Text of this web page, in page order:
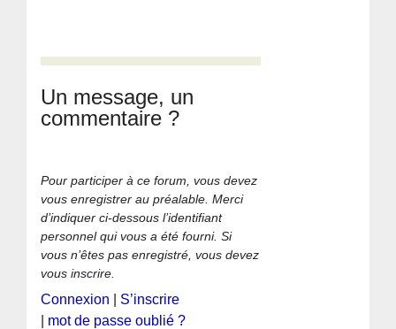
Un message, un
commentaire ?
Pour participer à ce forum, vous devez
vous enregistrer au préalable. Merci
d’indiquer ci-dessous l’identifiant
personnel qui vous a été fourni. Si
vous n’êtes pas enregistré, vous devez
vous inscrire.
Connexion
S’inscrire
mot de passe oublié ?